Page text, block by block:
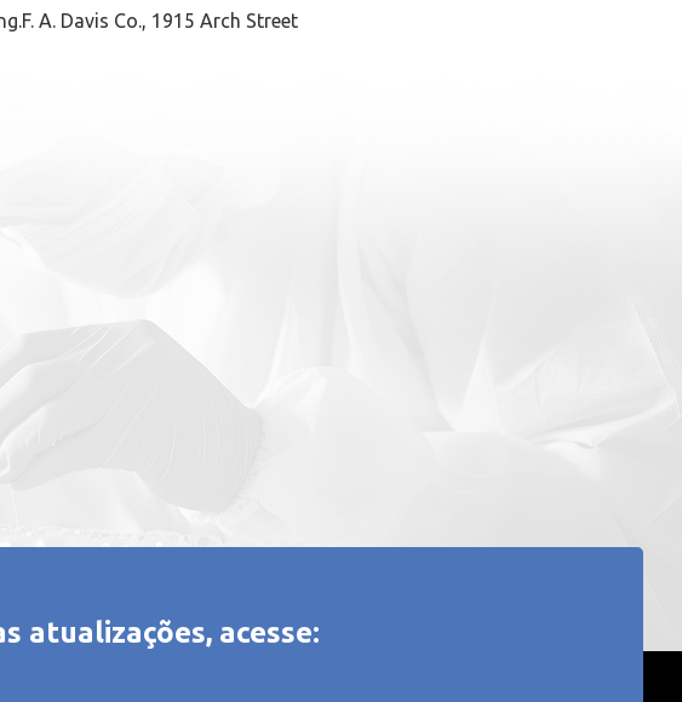
A. Davis Co., 1915 Arch Street
atualizações, acesse: